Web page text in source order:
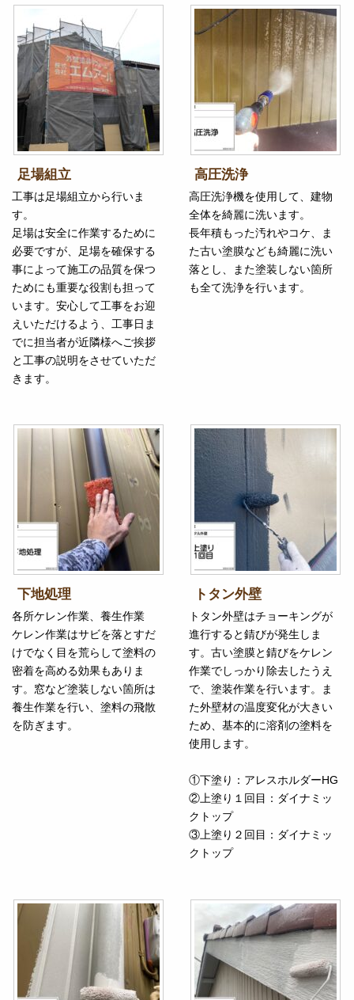
足場組立
工事は足場組立から行いま
す。
足場は安全に作業するために
必要ですが、足場を確保する
事によって施工の品質を保つ
ためにも重要な役割も担って
います。安心して工事をお迎
えいただけるよう、工事日ま
でに担当者が近隣様へご挨拶
と工事の説明をさせていただ
きます。
高圧洗浄
高圧洗浄機を使用して、建物
全体を綺麗に洗います。
長年積もった汚れやコケ、ま
た古い塗膜なども綺麗に洗い
落とし、また塗装しない箇所
も全て洗浄を行います。
下地処理
各所ケレン作業、養生作業
ケレン作業はサビを落とすだ
けでなく目を荒らして塗料の
密着を高める効果もありま
す。窓など塗装しない箇所は
養生作業を行い、塗料の飛散
を防ぎます。
トタン外壁
トタン外壁はチョーキングが
進行すると錆びが発生しま
す。古い塗膜と錆びをケレン
作業でしっかり除去したうえ
で、塗装作業を行います。ま
た外壁材の温度変化が大きい
ため、基本的に溶剤の塗料を
使用します。
①下塗り：アレスホルダーHG
②上塗り１回目：ダイナミッ
クトップ
③上塗り２回目：ダイナミッ
クトップ